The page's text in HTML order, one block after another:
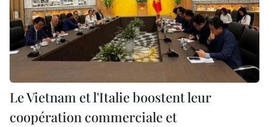
Le Vietnam et l'Italie boostent leur
coopération commerciale et